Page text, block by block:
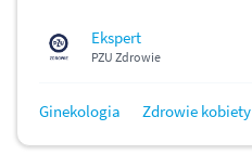
Ekspert
PZU Zdrowie
Ginekologia Zdrowie kobiety